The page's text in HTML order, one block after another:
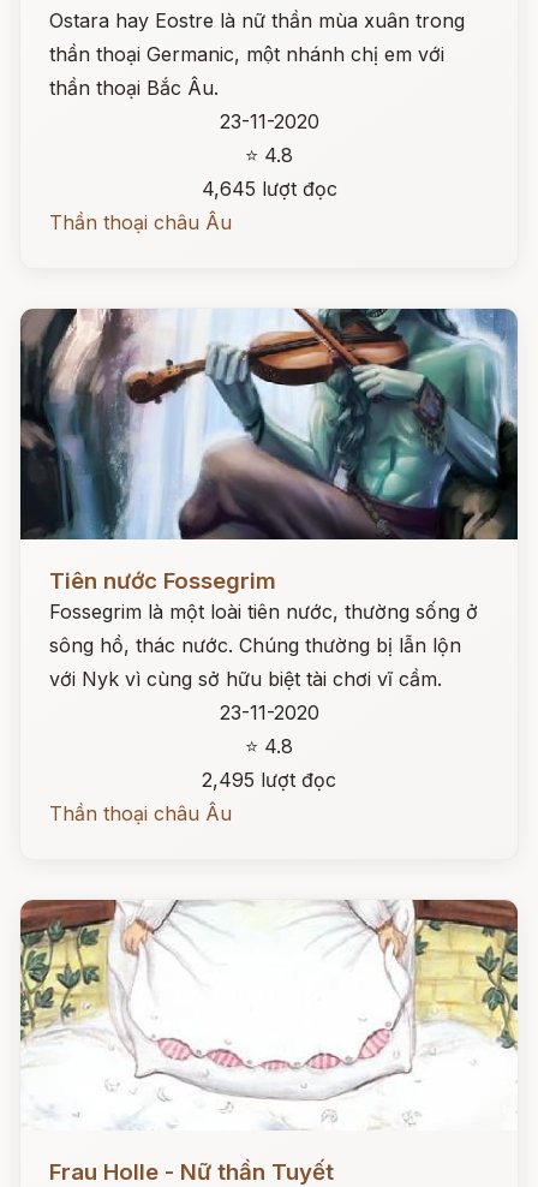
Ostara hay Eostre là nữ thần mùa xuân trong
thần thoại Germanic, một nhánh chị em với
thần thoại Bắc Âu.
23-11-2020
⭐ 4.8
4,645 lượt đọc
Thần thoại châu Âu
Tiên nước Fossegrim
Fossegrim là một loài tiên nước, thường sống ở
sông hồ, thác nước. Chúng thường bị lẫn lộn
với Nyk vì cùng sở hữu biệt tài chơi vĩ cầm.
23-11-2020
⭐ 4.8
2,495 lượt đọc
Thần thoại châu Âu
Frau Holle - Nữ thần Tuyết